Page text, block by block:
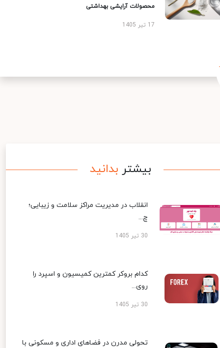
محصولات آرایشی بهداشتی
17 تیر 1405
بیشتر بدانید
انقلاب در مدیریت مراکز سلامت و زیبایی؛
چ...
30 تیر 1405
کدام بروکر کمترین کمیسیون و اسپرد را
روی...
30 تیر 1405
تحولی مدرن در فضاهای اداری و مسکونی با